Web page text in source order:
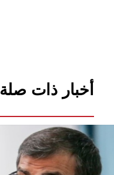
أخبار ذات صلة